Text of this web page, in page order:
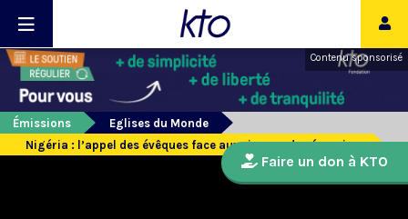
Contenu sponsorisé
Émissions
Eglises du Monde
Nigéria : l’appel des évêques face aux risques de sécession
Faire un don à KTO